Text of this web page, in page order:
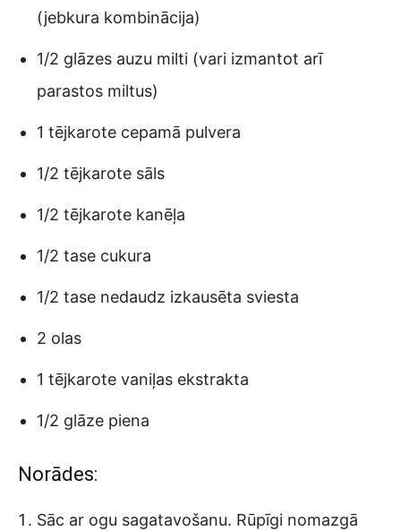
(jebkura kombinācija)
1/2 glāzes auzu milti (vari izmantot arī
parastos miltus)
1 tējkarote cepamā pulvera
1/2 tējkarote sāls
1/2 tējkarote kanēļa
1/2 tase cukura
1/2 tase nedaudz izkausēta sviesta
2 olas
1 tējkarote vaniļas ekstrakta
1/2 glāze piena
Norādes:
Sāc ar ogu sagatavošanu. Rūpīgi nomazgā